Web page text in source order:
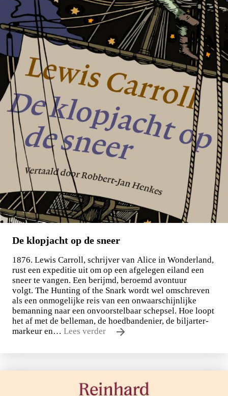
Tirade 503
€ 15,00
BESTEL
De klopjacht op de sneer
1876. Lewis Carroll, schrijver van Alice in Wonderland,
rust een expeditie uit om op een afgelegen eiland een
sneer te vangen. Een berijmd, beroemd avontuur
volgt. The Hunting of the Snark wordt wel omschreven
als een onmogelijke reis van een onwaarschijnlijke
bemanning naar een onvoorstelbaar schepsel. Hoe loopt
het af met de belleman, de hoedbandenier, de biljarter-
markeur en… Lees verder